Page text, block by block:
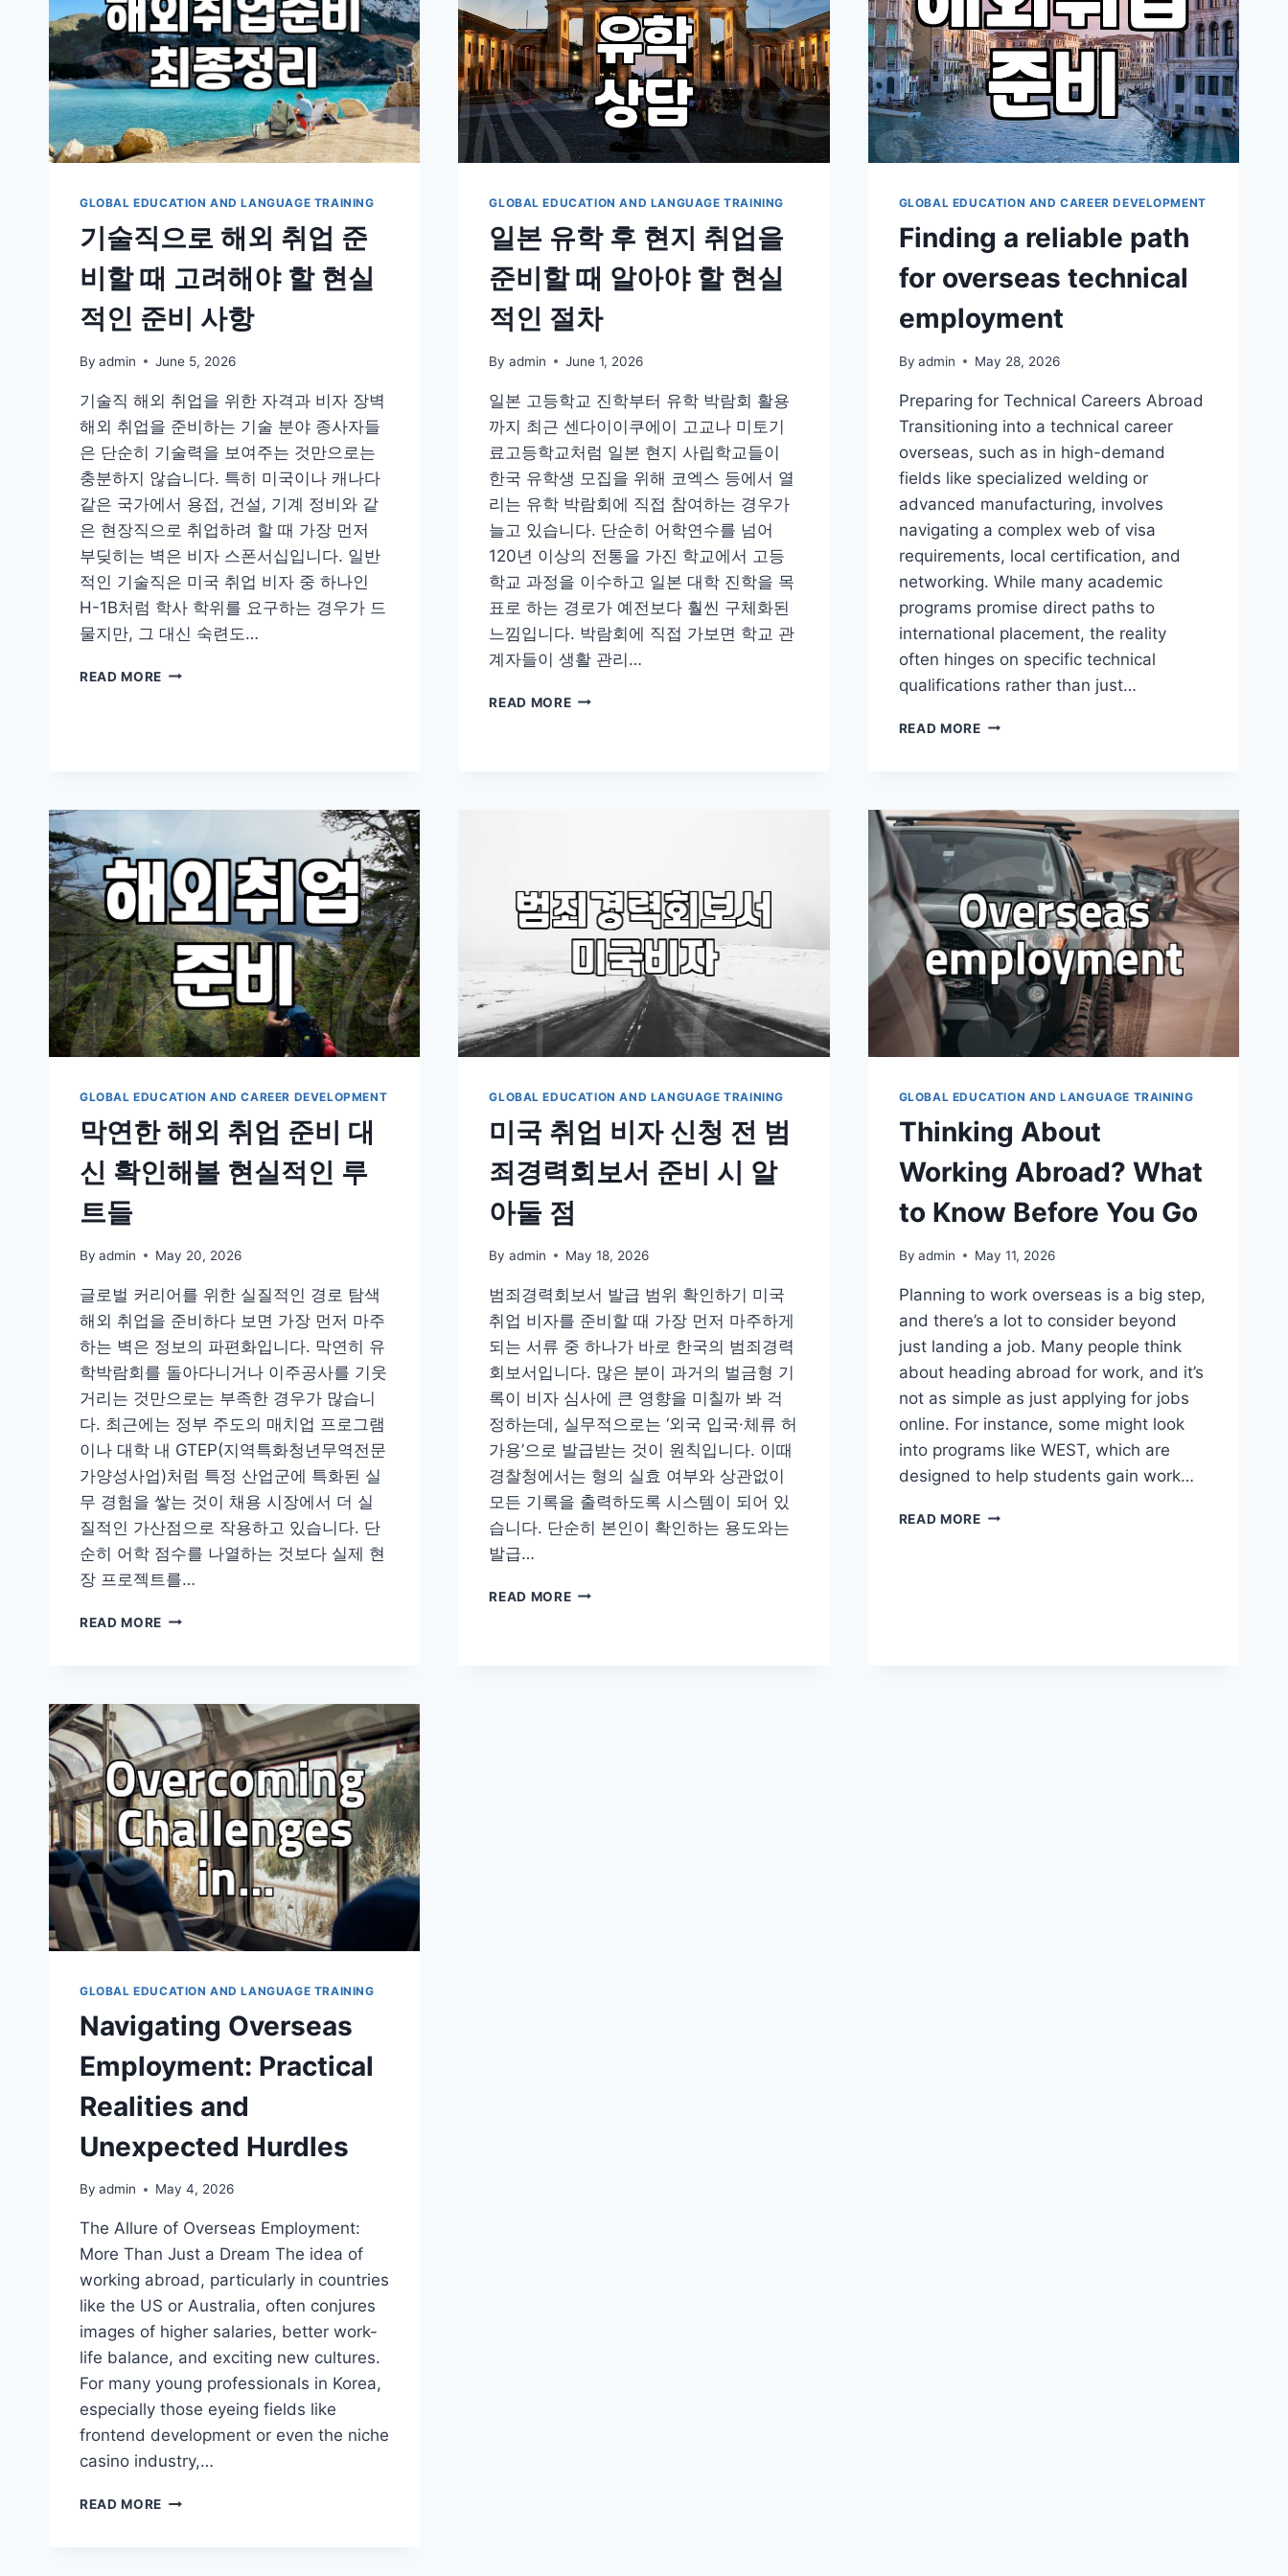
GLOBAL EDUCATION AND LANGUAGE TRAINING
기술직으로 해외 취업 준
비할 때 고려해야 할 현실
적인 준비 사항
By admin June 5, 2026
기술직 해외 취업을 위한 자격과 비자 장벽
해외 취업을 준비하는 기술 분야 종사자들
은 단순히 기술력을 보여주는 것만으로는
충분하지 않습니다. 특히 미국이나 캐나다
같은 국가에서 용접, 건설, 기계 정비와 같
은 현장직으로 취업하려 할 때 가장 먼저
부딪히는 벽은 비자 스폰서십입니다. 일반
적인 기술직은 미국 취업 비자 중 하나인
H-1B처럼 학사 학위를 요구하는 경우가 드
물지만, 그 대신 숙련도…
READ MORE 기
취
준
비
할
때
고
려
해
야
할
현
실
인
비
항
GLOBAL EDUCATION AND LANGUAGE TRAINING
일본 유학 후 현지 취업을
준비할 때 알아야 할 현실
적인 절차
By admin June 1, 2026
일본 고등학교 진학부터 유학 박람회 활용
까지 최근 센다이이쿠에이 고교나 미토기
료고등학교처럼 일본 현지 사립학교들이
한국 유학생 모집을 위해 코엑스 등에서 열
리는 유학 박람회에 직접 참여하는 경우가
늘고 있습니다. 단순히 어학연수를 넘어
120년 이상의 전통을 가진 학교에서 고등
학교 과정을 이수하고 일본 대학 진학을 목
표로 하는 경로가 예전보다 훨씬 구체화된
느낌입니다. 박람회에 직접 가보면 학교 관
계자들이 생활 관리…
READ MORE일
준
비
할
알
아
야
할
현
적
인
절
차
GLOBAL EDUCATION AND CAREER DEVELOPMENT
Finding a reliable path
for overseas technical
employment
By admin May 28, 2026
Preparing for Technical Careers Abroad
Transitioning into a technical career
overseas, such as in high-demand
fields like specialized welding or
advanced manufacturing, involves
navigating a complex web of visa
requirements, local certification, and
networking. While many academic
programs promise direct paths to
international placement, the reality
often hinges on specific technical
qualifications rather than just…
READ MOREFINDING
OVERSEAS
TECHNICAL
EMPLOYMENT
GLOBAL EDUCATION AND CAREER DEVELOPMENT
막연한 해외 취업 준비 대
신 확인해볼 현실적인 루
트들
By admin May 20, 2026
글로벌 커리어를 위한 실질적인 경로 탐색
해외 취업을 준비하다 보면 가장 먼저 마주
하는 벽은 정보의 파편화입니다. 막연히 유
학박람회를 돌아다니거나 이주공사를 기웃
거리는 것만으로는 부족한 경우가 많습니
다. 최근에는 정부 주도의 매치업 프로그램
이나 대학 내 GTEP(지역특화청년무역전문
가양성사업)처럼 특정 산업군에 특화된 실
무 경험을 쌓는 것이 채용 시장에서 더 실
질적인 가산점으로 작용하고 있습니다. 단
순히 어학 점수를 나열하는 것보다 실제 현
장 프로젝트를…
READ MORE 막
취
업
준
비
대
신
확
인
해
볼
현
실
루
트
들
GLOBAL EDUCATION AND LANGUAGE TRAINING
미국 취업 비자 신청 전 범
죄경력회보서 준비 시 알
아둘 점
By admin May 18, 2026
범죄경력회보서 발급 범위 확인하기 미국
취업 비자를 준비할 때 가장 먼저 마주하게
되는 서류 중 하나가 바로 한국의 범죄경력
회보서입니다. 많은 분이 과거의 벌금형 기
록이 비자 심사에 큰 영향을 미칠까 봐 걱
정하는데, 실무적으로는 ‘외국 입국·체류 허
가용’으로 발급받는 것이 원칙입니다. 이때
경찰청에서는 형의 실효 여부와 상관없이
모든 기록을 출력하도록 시스템이 되어 있
습니다. 단순히 본인이 확인하는 용도와는
발급…
READ MORE미
GLOBAL EDUCATION AND LANGUAGE TRAINING
Thinking About
Working Abroad? What
to Know Before You Go
By admin May 11, 2026
Planning to work overseas is a big step,
and there’s a lot to consider beyond
just landing a job. Many people think
about heading abroad for work, and it’s
not as simple as just applying for jobs
online. For instance, some might look
into programs like WEST, which are
designed to help students gain work…
READ MORETHINKING
GLOBAL EDUCATION AND LANGUAGE TRAINING
Navigating Overseas
Employment: Practical
Realities and
Unexpected Hurdles
By admin May 4, 2026
The Allure of Overseas Employment:
More Than Just a Dream The idea of
working abroad, particularly in countries
like the US or Australia, often conjures
images of higher salaries, better work-
life balance, and exciting new cultures.
For many young professionals in Korea,
especially those eyeing fields like
frontend development or even the niche
casino industry,…
READ MORE NAVIGATING